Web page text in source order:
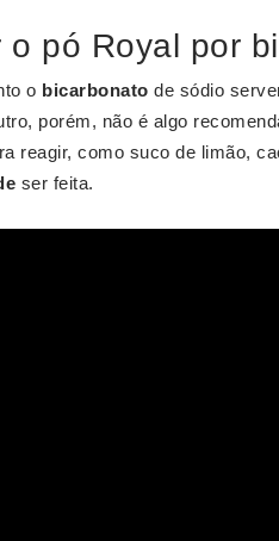
o pó Royal por
o bicarbonato de sódio
porém, não é algo
reagir, como suco de limão,
ser feita.